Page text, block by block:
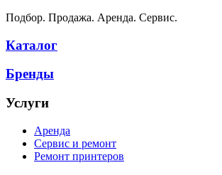
Подбор. Продажа. Аренда. Сервис.
Каталог
Бренды
Услуги
Аренда
Сервис и ремонт
Ремонт принтеров